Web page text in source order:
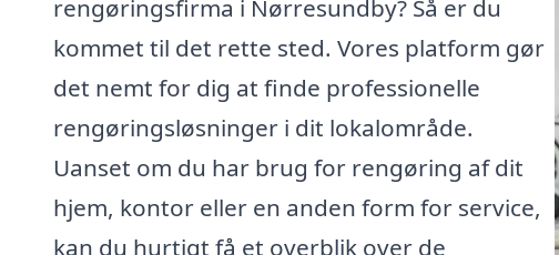
rengøringsfirma i Nørresundby? Så er du
kommet til det rette sted. Vores platform gør
det nemt for dig at finde professionelle
rengøringsløsninger i dit lokalområde.
Uanset om du har brug for rengøring af dit
hjem, kontor eller en anden form for service,
kan du hurtigt få et overblik over de